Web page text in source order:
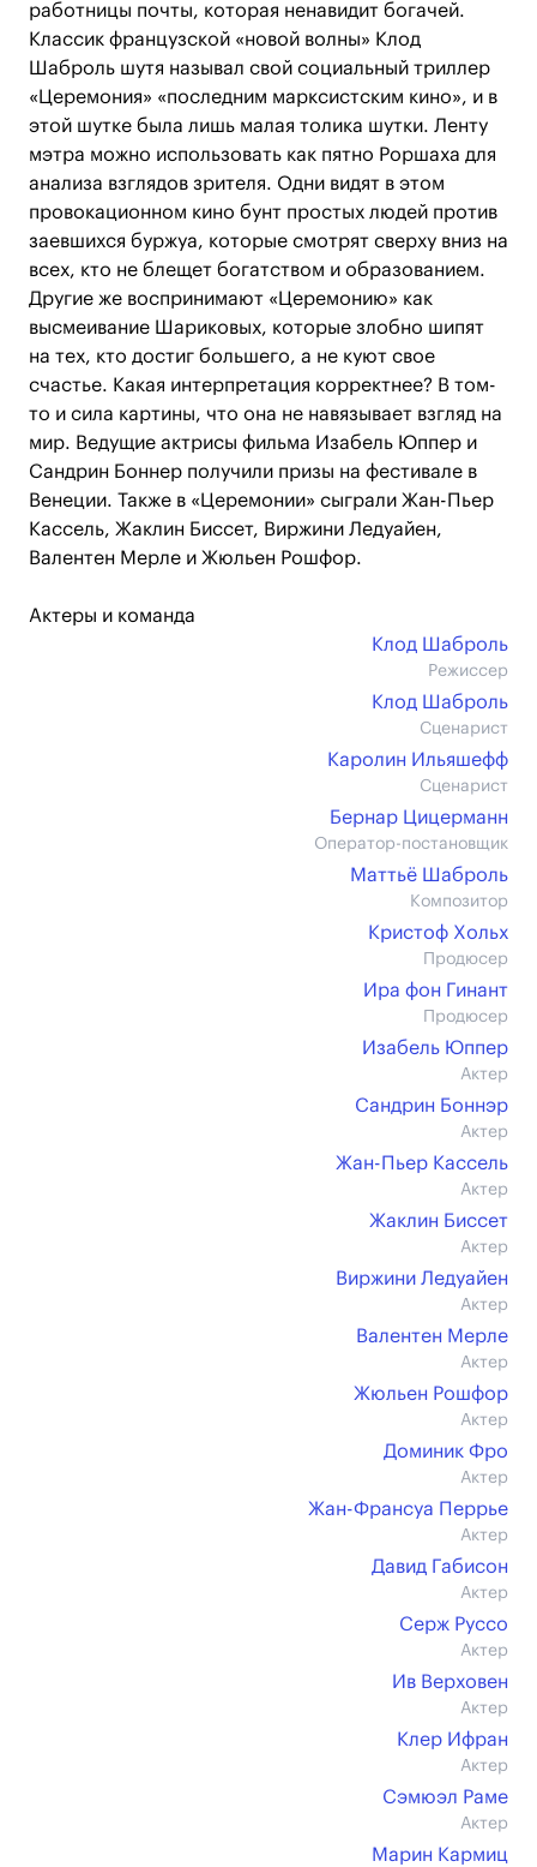
работницы почты, которая ненавидит богачей.
Классик французской «новой волны» Клод
Шаброль шутя называл свой социальный триллер
«Церемония» «последним марксистским кино», и в
этой шутке была лишь малая толика шутки. Ленту
мэтра можно использовать как пятно Роршаха для
анализа взглядов зрителя. Одни видят в этом
провокационном кино бунт простых людей против
заевшихся буржуа, которые смотрят сверху вниз на
всех, кто не блещет богатством и образованием.
Другие же воспринимают «Церемонию» как
высмеивание Шариковых, которые злобно шипят
на тех, кто достиг большего, а не куют свое
счастье. Какая интерпретация корректнее? В том-
то и сила картины, что она не навязывает взгляд на
мир. Ведущие актрисы фильма Изабель Юппер и
Сандрин Боннер получили призы на фестивале в
Венеции. Также в «Церемонии» сыграли Жан-Пьер
Кассель, Жаклин Биссет, Виржини Ледуайен,
Валентен Мерле и Жюльен Рошфор.
Актеры и команда
Клод Шаброль
Режиссер
Клод Шаброль
Сценарист
Каролин Ильяшефф
Сценарист
Бернар Цицерманн
Оператор-постановщик
Маттьё Шаброль
Композитор
Кристоф Хольх
Продюсер
Ира фон Гинант
Продюсер
Изабель Юппер
Актер
Сандрин Боннэр
Актер
Жан-Пьер Кассель
Актер
Жаклин Биссет
Актер
Виржини Ледуайен
Актер
Валентен Мерле
Актер
Жюльен Рошфор
Актер
Доминик Фро
Актер
Жан-Франсуа Перрье
Актер
Давид Габисон
Актер
Серж Руссо
Актер
Ив Верховен
Актер
Клер Ифран
Актер
Сэмюэл Раме
Актер
Марин Кармиц